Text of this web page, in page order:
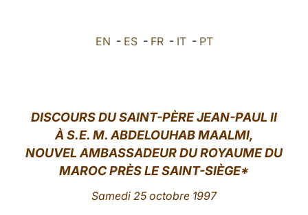
中文
LATINE
EN - ES- FR- IT- PT
DISCOURS DU SAINT-PÈRE JEAN-PAUL II
À S.E. M. ABDELOUHAB MAALMI,
NOUVEL AMBASSADEUR DU ROYAUME DU
MAROC PRÈS LE SAINT-SIÈGE*
Samedi 25 octobre 1997